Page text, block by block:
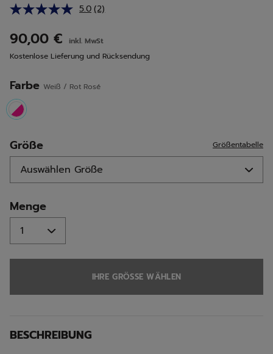
5.0 2
Link
auf
derselben
(2)
90,00 €
inkl. MwSt
Kostenlose Lieferung und Rücksendung
Farbe Weiß / Rot Rosé
selected
Größe Größentabelle
Menge
IHRE GRÖSSE WÄHLEN
BESCHREIBUNG